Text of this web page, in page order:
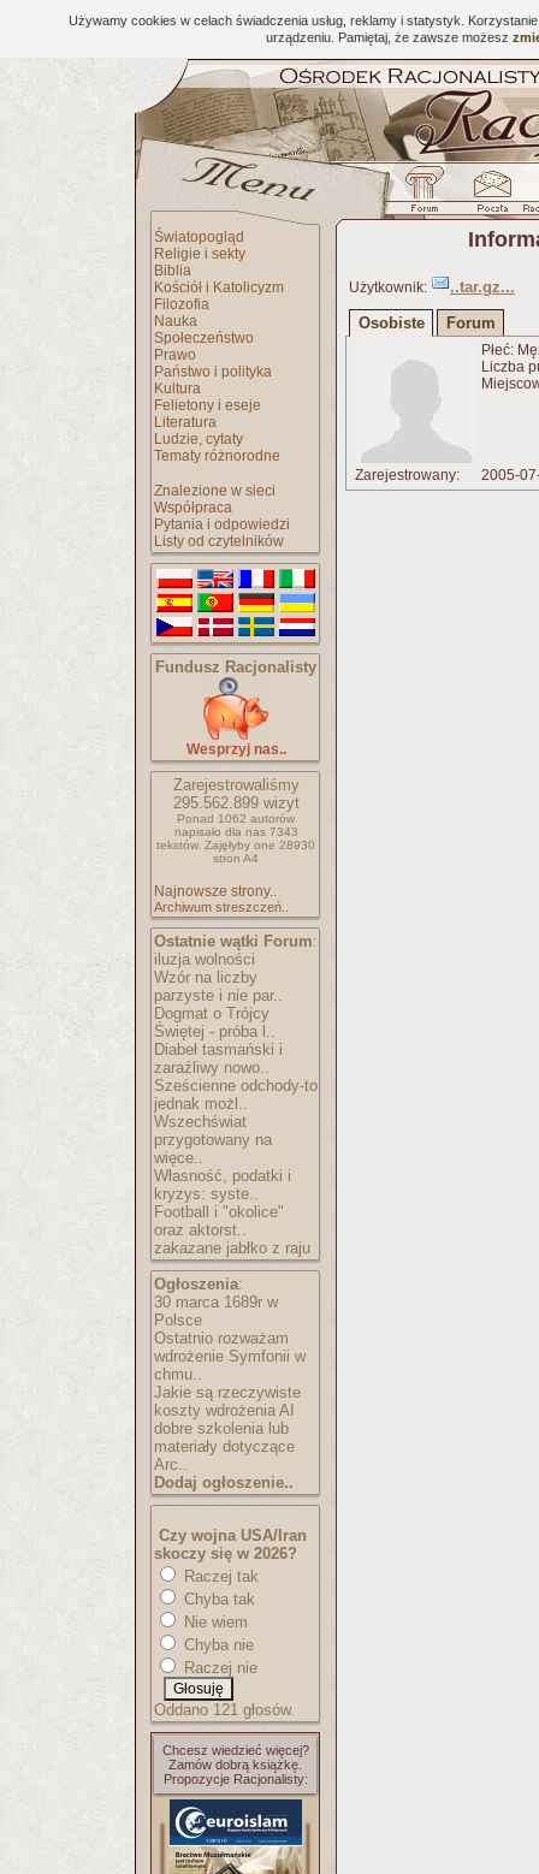
Używamy cookies w celach świadczenia usług, reklamy i statystyk.
urządzeniu. Pamiętaj, że zawsze możesz
Światopogląd
Religie i sekty
Biblia
Kościół i Katolicyzm
Filozofia
Nauka
Społeczeństwo
Prawo
Państwo i polityka
Kultura
Felietony i eseje
Literatura
Ludzie, cytaty
Tematy różnorodne
Znalezione w sieci
Współpraca
Pytania i odpowiedzi
Listy od czytelników
Fundusz Racjonalisty
Wesprzyj nas..
Zarejestrowaliśmy
295.562.899wizyt
Ponad 1062 autorów
napisało dla nas 7343
tekstów. Zajęłyby one 28930
stron A4
Najnowsze strony..
Archiwum streszczeń..
Ostatnie wątki Forum:
iluzja wolności
Wzór na liczby
parzyste i nie par..
Dogmat o Trójcy
Świętej - próba l..
Diabeł tasmański i
zaraźliwy nowo..
Sześcienne odchody-to
jednak możl..
Wszechświat
przygotowany na
więce..
Własność, podatki i
kryzys: syste..
Football i "okolice"
oraz aktorst..
zakazane jabłko z raju
Ogłoszenia:
30 marca 1689r w
Polsce
Ostatnio rozważam
wdrożenie Symfonii w
chmu..
Jakie są rzeczywiste
koszty wdrożenia AI
dobre szkolenia lub
materiały dotyczące
Arc..
Dodaj ogłoszenie..
Czy wojna USA/Iran
skoczy się w 2026?
Raczej tak
Chyba tak
Nie wiem
Chyba nie
Raczej nie
Oddano 121 głosów.
Chcesz wiedzieć więcej?
Zamów dobrą książkę.
Propozycje Racjonalisty:
Użytkownik:
..tar.gz...
Osobiste
Forum
Płeć:
Liczba
Zarejestrowany: 2005-